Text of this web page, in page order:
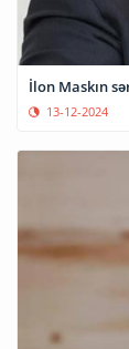
İlon Maskın
13-12-2024